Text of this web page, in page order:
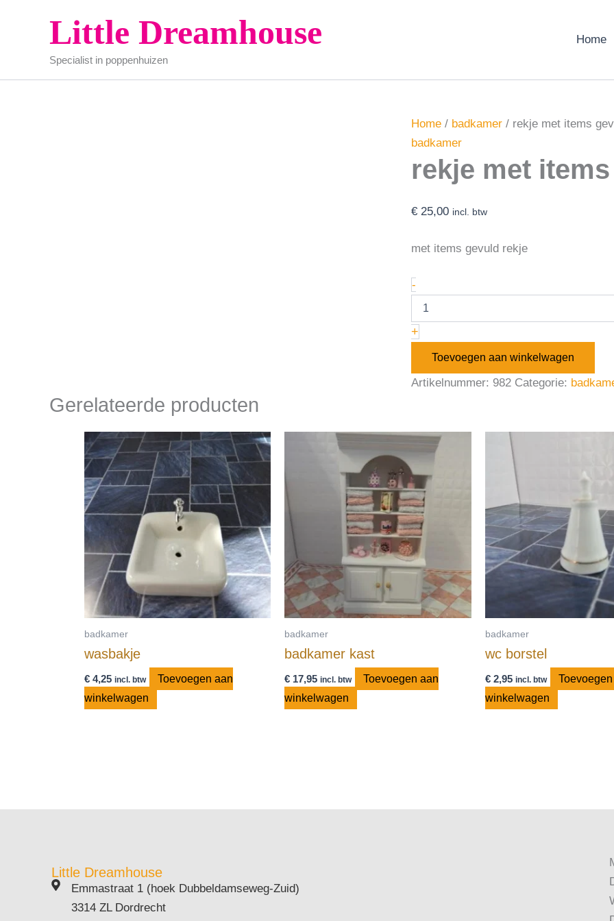
Little Dreamhouse
Specialist in poppenhuizen
Home
Home / badkamer / rekje met items
badkamer
rekje met
€ 25,00 incl. btw
met items gevuld rekje
-
+
Toevoegen aan winkelwagen
Artikelnummer: 982 Categorie:
Gerelateerde producten
badkamer
wasbakje
€ 4,25 incl. btw
Toevoegen aan
winkelwagen
badkamer
badkamer kast
€ 17,95 incl. btw
Toevoegen aan
winkelwagen
badkamer
wc borstel
€2,95 incl. btw
winkelwagen
Little Dreamhouse
Emmastraat 1 (hoek Dubbeldamseweg-Zuid)
3314 ZL Dordrecht